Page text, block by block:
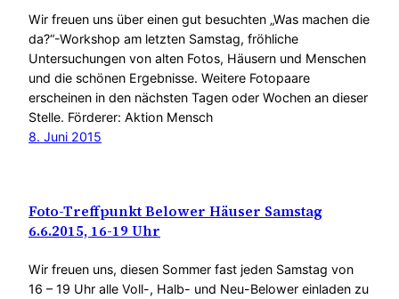
Wir freuen uns über einen gut besuchten „Was machen die
da?“-Workshop am letzten Samstag, fröhliche
Untersuchungen von alten Fotos, Häusern und Menschen
und die schönen Ergebnisse. Weitere Fotopaare
erscheinen in den nächsten Tagen oder Wochen an dieser
Stelle. Förderer: Aktion Mensch
8. Juni 2015
Foto-Treffpunkt Belower Häuser Samstag
6.6.2015, 16-19 Uhr
Wir freuen uns, diesen Sommer fast jeden Samstag von
16 – 19 Uhr alle Voll-, Halb- und Neu-Belower einladen zu